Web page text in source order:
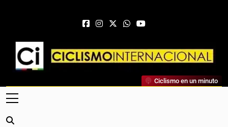
Ciclismo Internacional
Web Dedicada Al Ciclismo Mundial. Entrevistas, Análisis,
Crónicas, Previas Y Más. La Web Ciclista De Referencia.
Ciclismo en un minuto